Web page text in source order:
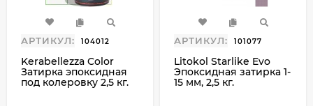
АРТИКУЛ: 104012
Kerabellezza Color
Затирка эпоксидная
под колеровку 2,5 кг.
АРТИКУЛ: 101077
Litokol Starlike Evo
Эпоксидная затирка 1-
15 мм, 2,5 кг.